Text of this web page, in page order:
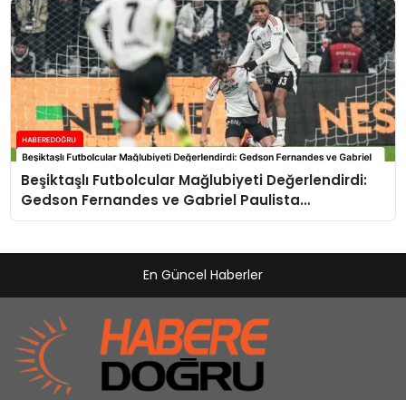
Beşiktaşlı Futbolcular Mağlubiyeti Değerlendirdi:
Gedson Fernandes ve Gabriel Paulista
Açıklamalarda Bulundu
En Güncel Haberler